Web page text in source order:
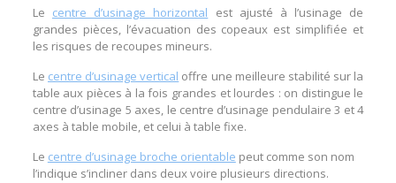
Le centre d’usinage horizontal est ajusté à l’usinage de
grandes pièces, l’évacuation des copeaux est simplifiée et
les risques de recoupes mineurs.
Le centre d’usinage vertical offre une meilleure stabilité sur la
table aux pièces à la fois grandes et lourdes : on distingue le
centre d’usinage 5 axes, le centre d’usinage pendulaire 3 et 4
axes à table mobile, et celui à table fixe.
Le centre d’usinage broche orientable peut comme son nom
l’indique s’incliner dans deux voire plusieurs directions.